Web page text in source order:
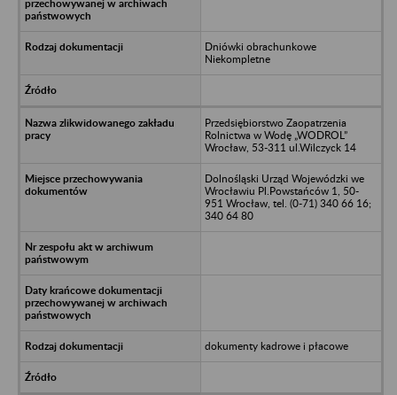
Dniówki obrachunkowe
Niekompletne
Przedsiębiorstwo Zaopatrzenia
Rolnictwa w Wodę „WODROL”
Wrocław, 53-311 ul.Wilczyck 14
Dolnośląski Urząd Wojewódzki we
Wrocławiu Pl.Powstańców 1, 50-
951 Wrocław, tel. (0-71) 340 66 16;
340 64 80
dokumenty kadrowe i płacowe